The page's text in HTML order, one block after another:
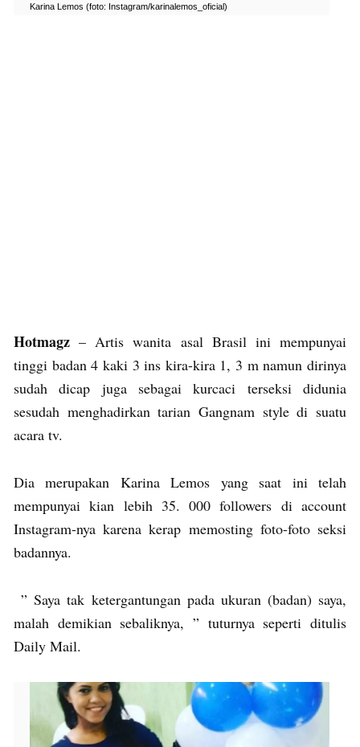
Karina Lemos (foto: Instagram/karinalemos_oficial)
Hotmagz – Artis wanita asal Brasil ini mempunyai
tinggi badan 4 kaki 3 ins kira-kira 1, 3 m namun dirinya
sudah dicap juga sebagai kurcaci terseksi didunia
sesudah menghadirkan tarian Gangnam style di suatu
acara tv.
Dia merupakan Karina Lemos yang saat ini telah
mempunyai kian lebih 35. 000 followers di account
Instagram-nya karena kerap memosting foto-foto seksi
badannya.
” Saya tak ketergantungan pada ukuran (badan) saya,
malah demikian sebaliknya, ” tuturnya seperti ditulis
Daily Mail.